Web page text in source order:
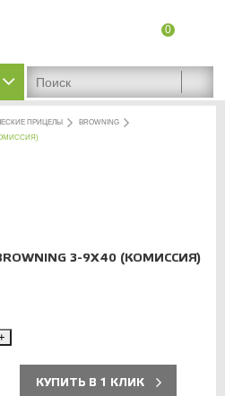
0
ПРИЦЕЛЫ
BROWNING
3-9Х40 (КОМИССИЯ)
КУПИТЬ В 1 КЛИК